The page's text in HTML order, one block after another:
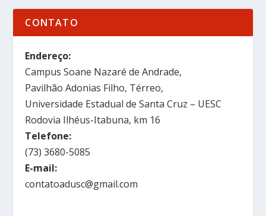
CONTATO
Endereço:
Campus Soane Nazaré de Andrade,
Pavilhão Adonias Filho, Térreo,
Universidade Estadual de Santa Cruz – UESC
Rodovia Ilhéus-Itabuna, km 16
Telefone:
(73) 3680-5085
E-mail:
contatoadusc@gmail.com